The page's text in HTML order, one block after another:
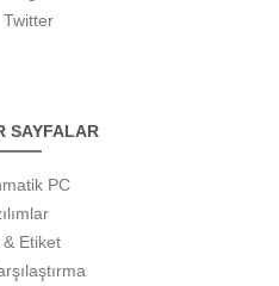
Twitter
SAYFALAR
PC
& Etiket